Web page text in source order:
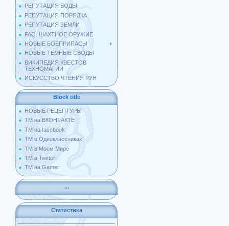
РЕПУТАЦИЯ ВОДЫ
РЕПУТАЦИЯ ПОРЯДКА
РЕПУТАЦИЯ ЗЕМЛИ
FAQ. ШАХТНОЕ ОРУЖИЕ
НОВЫЕ БОЕПРИПАСЫ
НОВЫЕ ТЁМНЫЕ СВОДЫ
ВИКИПЕДИЯ КВЕСТОВ
ТЕХНОМАГИИ
ИСКУССТВО ЧТЕНИЯ РУН
Block title
НОВЫЕ РЕЦЕПТУРЫ
ТМ на ВКОНТАКТЕ
ТМ на facebook
ТМ в Одноклассниках
ТМ в Моем Мире
ТМ в Twitter
ТМ на Gamer
...
Статистика